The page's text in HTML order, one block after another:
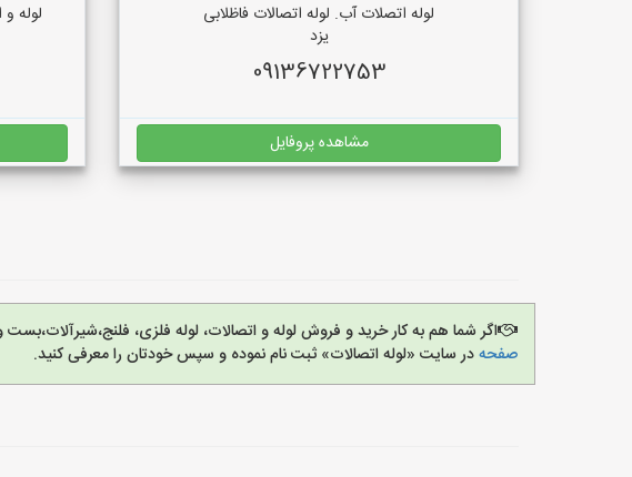
لوله اتصلات آب. لوله اتصالات فاظلابی
یزد
09136722753
مشاهده پروفایل
لوله
اگر شما هم به کار خرید و فروش لوله و اتصالات، لوله فلزی،
صفحهدر سایت «لوله اتصالات» ثبت نام نموده و سپس خودتان را معرفی کنید.